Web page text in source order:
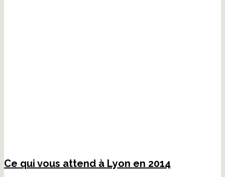
Ce qui vous attend à Lyon en 2014